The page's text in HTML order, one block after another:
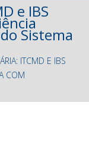
e IBS
Sistema
ITCMD E IBS
COM